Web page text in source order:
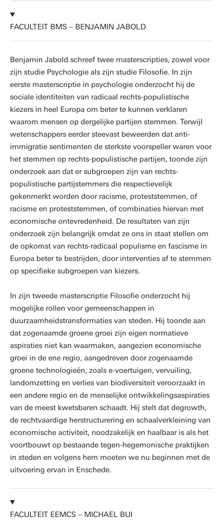
FACULTEIT BMS – BENJAMIN JABOLD
Benjamin Jabold schreef twee masterscripties, zowel voor
zijn studie Psychologie als zijn studie Filosofie. In zijn
eerste masterscriptie in psychologie onderzocht hij de
sociale identiteiten van radicaal rechts-populistische
kiezers in heel Europa om beter te kunnen verklaren
waarom mensen op dergelijke partijen stemmen. Terwijl
wetenschappers eerder steevast beweerden dat anti-
immigratie sentimenten de sterkste voorspeller waren voor
het stemmen op rechts-populistische partijen, toonde zijn
onderzoek aan dat er subgroepen zijn van rechts-
populistische partijstemmers die respectievelijk
gekenmerkt worden door racisme, proteststemmen, of
racisme en proteststemmen, of combinaties hiervan met
economische ontevredenheid. De resultaten van zijn
onderzoek zijn belangrijk omdat ze ons in staat stellen om
de opkomst van rechts-radicaal populisme en fascisme in
Europa beter te bestrijden, door interventies af te stemmen
op specifieke subgroepen van kiezers.
In zijn tweede masterscriptie Filosofie onderzocht hij
mogelijke rollen voor gemeenschappen in
duurzaamheidstransformaties van steden. Hij toonde aan
dat zogenaamde groene groei zijn eigen normatieve
aspiraties niet kan waarmaken, aangezien economische
groei in de ene regio, aangedreven door zogenaamde
groene technologieën, zoals e-voertuigen, vervuiling,
landomzetting en verlies van biodiversiteit veroorzaakt in
een andere regio en de menselijke ontwikkelingsaspiraties
van de meest kwetsbaren schaadt. Hij stelt dat degrowth,
de rechtvaardige herstructurering en schaalverkleining van
economische activiteit, noodzakelijk en haalbaar is als het
voortbouwt op bestaande tegen-hegemonische praktijken
in steden en volgens hem moeten we nu beginnen met de
uitvoering ervan in Enschede.
FACULTEIT EEMCS – MICHAEL BUI